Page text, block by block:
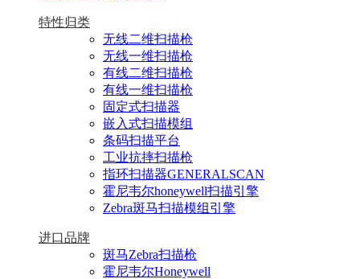
特性归类
无线二维扫描枪
无线一维扫描枪
有线二维扫描枪
有线一维扫描枪
固定式扫描器
嵌入式扫描模组
条码扫描平台
工业抗摔扫描枪
指环扫描器GENERALSCAN
霍尼韦尔honeywell扫描引擎
Zebra斑马扫描模组引擎
进口品牌
斑马Zebra扫描枪
霍尼韦尔Honeywell